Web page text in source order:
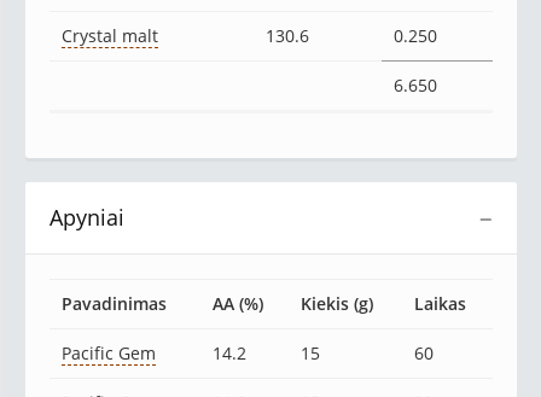
Crystal malt 130.6 0.250
6.650
−
Apyniai
Pavadinimas AA (%) Kiekis (g) Laikas
Pacific Gem 14.2 15 60